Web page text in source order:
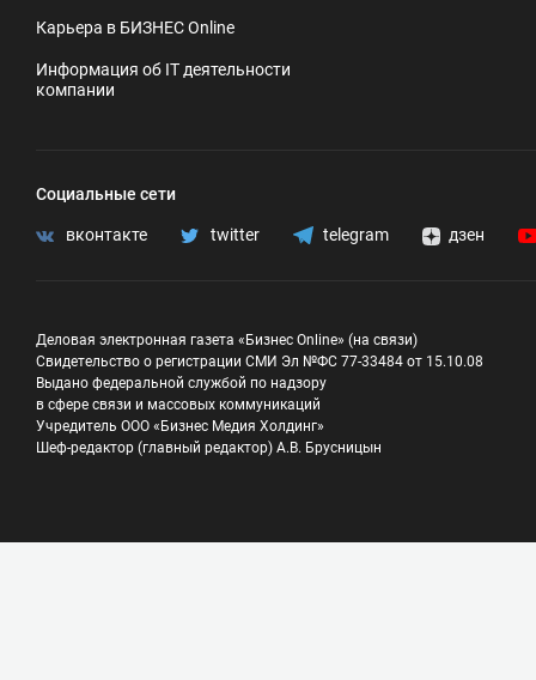
Карьера в БИЗНЕС Online
Информация об IT деятельности
компании
Социальные сети
вконтакте twitter telegram дзен
Деловая электронная газета «Бизнес Online» (на связи)
Свидетельство о регистрации СМИ Эл №ФС 77-33484 от 15.10.08
Выдано федеральной службой по надзору
в сфере связи и массовых коммуникаций
Учредитель ООО «Бизнес Медия Холдинг»
Шеф-редактор (главный редактор) А.В. Брусницын